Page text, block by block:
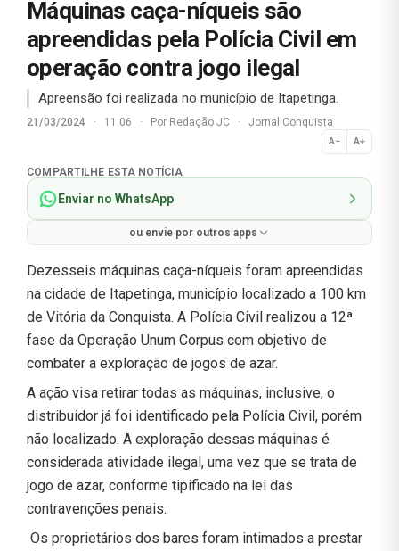
Máquinas caça-níqueis são
apreendidas pela Polícia Civil em
operação contra jogo ilegal
Apreensão foi realizada no município de Itapetinga.
21/03/2024 · 11:06 · Por Redação JC · Jornal Conquista
A− A+
Normal
COMPARTILHE ESTA NOTÍCIA
Enviar no WhatsApp
ou envie por outros apps
Dezesseis máquinas caça-níqueis foram apreendidas
na cidade de Itapetinga, município localizado a 100 km
de Vitória da Conquista. A Polícia Civil realizou a 12ª
fase da Operação Unum Corpus com objetivo de
combater a exploração de jogos de azar.
A ação visa retirar todas as máquinas, inclusive, o
distribuidor já foi identificado pela Polícia Civil, porém
não localizado. A exploração dessas máquinas é
considerada atividade ilegal, uma vez que se trata de
jogo de azar, conforme tipificado na lei das
contravenções penais.
Os proprietários dos bares foram intimados a prestar